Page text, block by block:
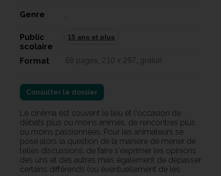
Genre ,
Public
scolaire
15 ans et plus
Format 68 pages, 210 x 297, gratuit
Consulter le dossier
Le cinéma est souvent le lieu et l'occasion de
débats plus ou moins animés, de rencontres plus
ou moins passionnées. Pour les animateurs se
pose alors la question de la manière de mener de
telles discussions, de faire s'exprimer les opinions
des uns et des autres mais également de dépasser
certains différends (ou éventuellement de les